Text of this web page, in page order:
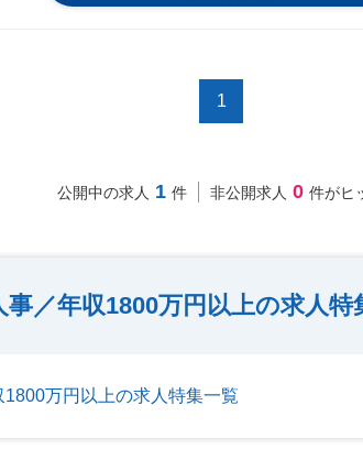
1
公開中の求人 1 件 非公開求人 0 件がヒ
事／年収1800万円以上の求人特
1800万円以上の求人特集一覧